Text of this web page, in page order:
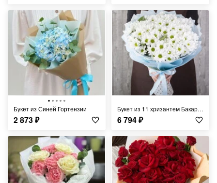
Букет из Синей Гортензии
2 873₽
Букет из 11 хризантем Бакарди
6 794₽